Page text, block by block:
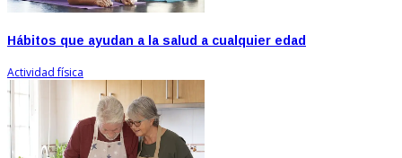
Hábitos que ayudan a la salud a cualquier edad
Actividad física